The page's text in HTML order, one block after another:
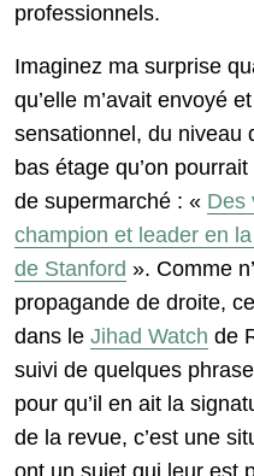
professionnels.
Imaginez ma surprise
qu’elle m’avait envoyé
sensationnel, du niveau
bas étage qu’on
de supermarché : « Des
champion et leader en
de Stanford ». Comme
propagande de droite,
dans le Jihad Watch de
suivi de quelques
pour qu’il en ait la
de la revue, c’est une
ont un sujet qui leur est